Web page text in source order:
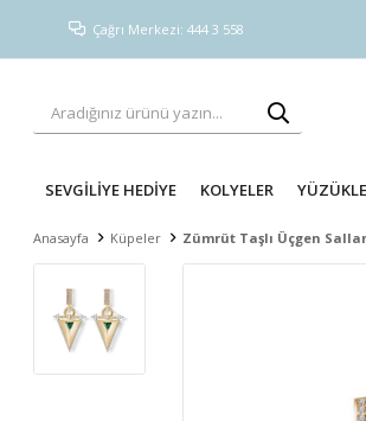
Çağrı Merkezi: 444 3 558
SEVGİLİYE HEDİYE KOLYELER
Anasayfa Küpeler Zümrüt Taşlı Üçgen